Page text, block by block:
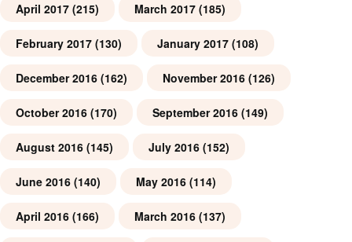
April 2017 (215) March 2017 (185)
February 2017 (130) January 2017 (108)
December 2016 (162) November 2016 (126)
October 2016 (170) September 2016 (149)
August 2016 (145) July 2016 (152)
June 2016 (140) May 2016 (114)
April 2016 (166) March 2016 (137)